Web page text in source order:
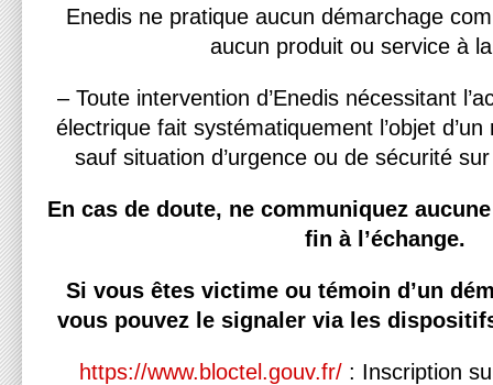
Enedis ne pratique aucun démarchage
aucun produit ou service à
– Toute intervention d’Enedis nécessitant
électrique fait systématiquement l’objet
sauf situation d’urgence ou de sécurité
En cas de doute, ne communiquez
fin à l’échange.
Si vous êtes victime ou témoin d’un
vous pouvez le signaler via les
https://www.bloctel.gouv.fr/ : Inscription